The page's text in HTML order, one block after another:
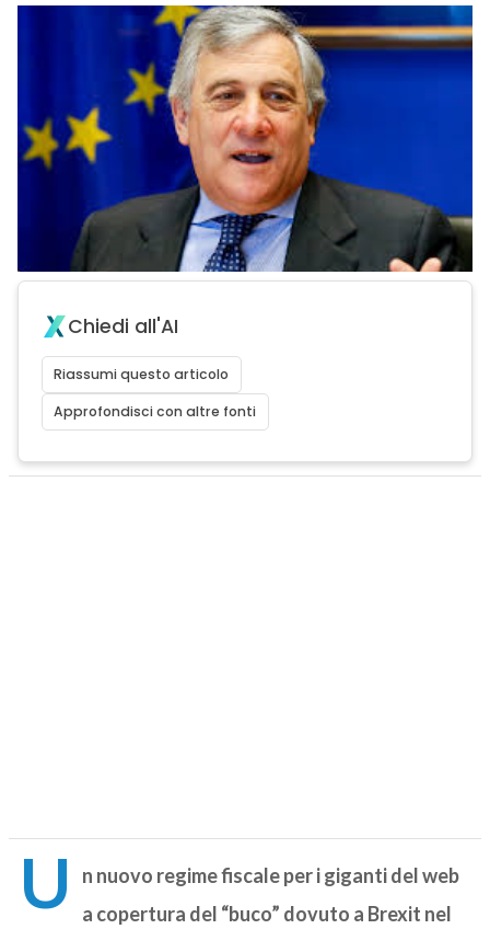
Chiedi all'AI
Riassumi questo articolo
Approfondisci con altre fonti
U
n nuovo regime fiscale per i giganti del web
a copertura del “buco” dovuto a Brexit nel